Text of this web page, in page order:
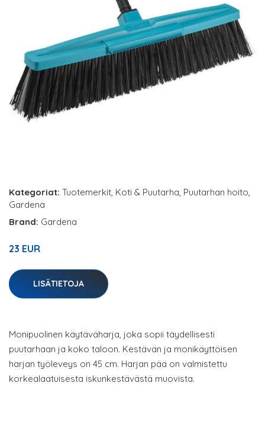
Kategoriat: Tuotemerkit, Koti & Puutarha, Puutarhan hoito,
Gardena
Brand: Gardena
23 EUR
LISÄTIETOJA
Monipuolinen käytäväharja, joka sopii täydellisesti
puutarhaan ja koko taloon. Kestävän ja monikäyttöisen
harjan työleveys on 45 cm. Harjan pää on valmistettu
korkealaatuisesta iskunkestävästä muovista.